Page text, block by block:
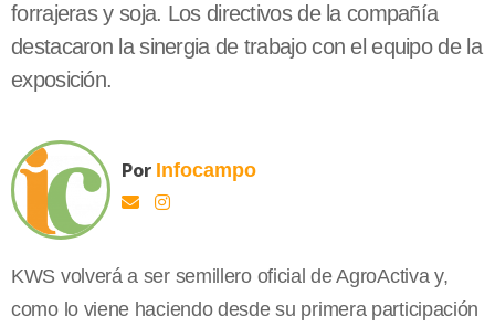
forrajeras y soja. Los directivos de la compañía
destacaron la sinergia de trabajo con el equipo de la
exposición.
Por Infocampo
KWS volverá a ser semillero oficial de AgroActiva y,
como lo viene haciendo desde su primera participación